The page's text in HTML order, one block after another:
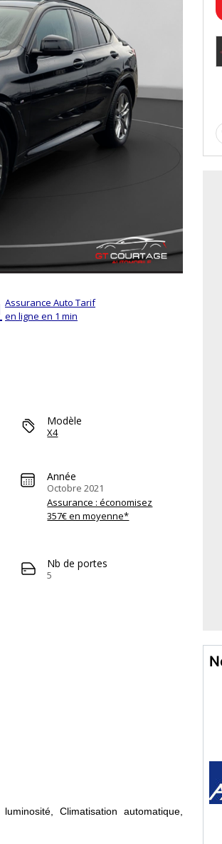
Assurance Auto Tarif
en ligne en 1 min
Modèle
X4
Année
Octobre 2021
Assurance : économisez
357€ en moyenne*
Nb de portes
5
Climatisation automatique,
latéraux électriques, Sièges